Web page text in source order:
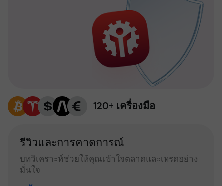
120+ เครื่องมือ
รีวิวและการคาดการณ์
บทวิเคราะห์ช่วยให้คุณเข้าใจตลาดและเทรดอย่าง
มั่นใจ